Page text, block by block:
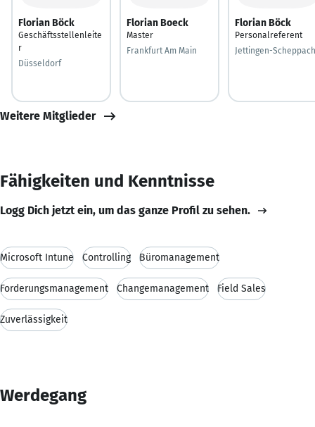
Florian Böck
Geschäftsstellenleite
r
Düsseldorf
Florian Boeck
Master
Frankfurt Am Main
Florian Böck
Personalreferent
Jettingen-Scheppach
Weitere Mitglieder
Fähigkeiten und Kenntnisse
Logg Dich jetzt ein, um das ganze Profil zu sehen.
Microsoft Intune Controlling Büromanagement
Forderungsmanagement Changemanagement Field Sales
Zuverlässigkeit
Werdegang